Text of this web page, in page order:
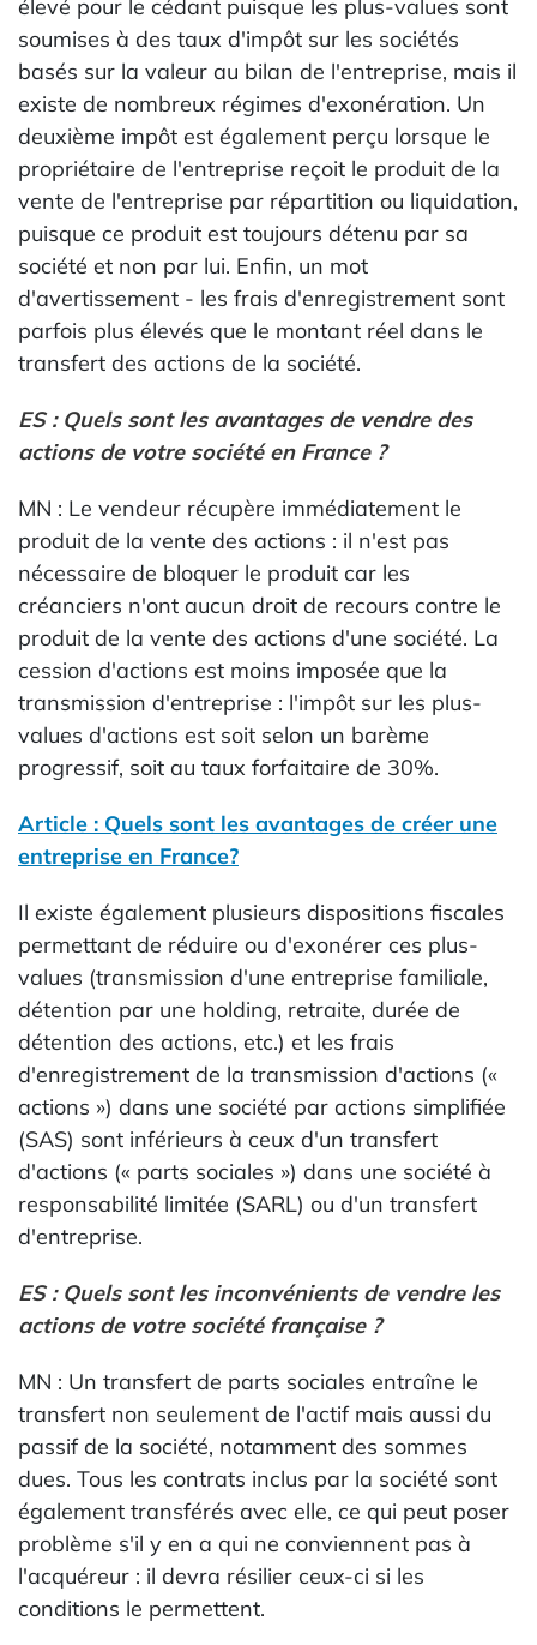
élevé pour le cédant puisque les plus-values sont
soumises à des taux d'impôt sur les sociétés
basés sur la valeur au bilan de l'entreprise, mais il
existe de nombreux régimes d'exonération. Un
deuxième impôt est également perçu lorsque le
propriétaire de l'entreprise reçoit le produit de la
vente de l'entreprise par répartition ou liquidation,
puisque ce produit est toujours détenu par sa
société et non par lui. Enfin, un mot
d'avertissement - les frais d'enregistrement sont
parfois plus élevés que le montant réel dans le
transfert des actions de la société.
ES : Quels sont les avantages de vendre des
actions de votre société en France ?
MN : Le vendeur récupère immédiatement le
produit de la vente des actions : il n'est pas
nécessaire de bloquer le produit car les
créanciers n'ont aucun droit de recours contre le
produit de la vente des actions d'une société. La
cession d'actions est moins imposée que la
transmission d'entreprise : l'impôt sur les plus-
values d'actions est soit selon un barème
progressif, soit au taux forfaitaire de 30%.
Article : Quels sont les avantages de créer une
entreprise en France?
Il existe également plusieurs dispositions fiscales
permettant de réduire ou d'exonérer ces plus-
values (transmission d'une entreprise familiale,
détention par une holding, retraite, durée de
détention des actions, etc.) et les frais
d'enregistrement de la transmission d'actions («
actions ») dans une société par actions simplifiée
(SAS) sont inférieurs à ceux d'un transfert
d'actions (« parts sociales ») dans une société à
responsabilité limitée (SARL) ou d'un transfert
d'entreprise.
ES : Quels sont les inconvénients de vendre les
actions de votre société française ?
MN : Un transfert de parts sociales entraîne le
transfert non seulement de l'actif mais aussi du
passif de la société, notamment des sommes
dues. Tous les contrats inclus par la société sont
également transférés avec elle, ce qui peut poser
problème s'il y en a qui ne conviennent pas à
l'acquéreur : il devra résilier ceux-ci si les
conditions le permettent.